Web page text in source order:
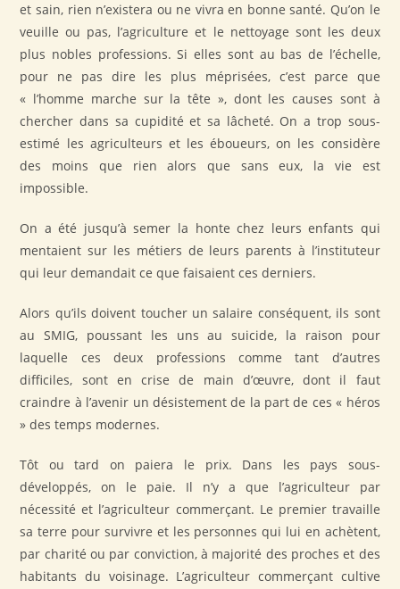
et sain, rien n’existera ou ne vivra en bonne santé. Qu’on le
veuille ou pas, l’agriculture et le nettoyage sont les deux
plus nobles professions. Si elles sont au bas de l’échelle,
pour ne pas dire les plus méprisées, c’est parce que
« l’homme marche sur la tête », dont les causes sont à
chercher dans sa cupidité et sa lâcheté. On a trop sous-
estimé les agriculteurs et les éboueurs, on les considère
des moins que rien alors que sans eux, la vie est
impossible.
On a été jusqu’à semer la honte chez leurs enfants qui
mentaient sur les métiers de leurs parents à l’instituteur
qui leur demandait ce que faisaient ces derniers.
Alors qu’ils doivent toucher un salaire conséquent, ils sont
au SMIG, poussant les uns au suicide, la raison pour
laquelle ces deux professions comme tant d’autres
difficiles, sont en crise de main d’œuvre, dont il faut
craindre à l’avenir un désistement de la part de ces « héros
» des temps modernes.
Tôt ou tard on paiera le prix. Dans les pays sous-
développés, on le paie. Il n’y a que l’agriculteur par
nécessité et l’agriculteur commerçant. Le premier travaille
sa terre pour survivre et les personnes qui lui en achètent,
par charité ou par conviction, à majorité des proches et des
habitants du voisinage. L’agriculteur commerçant cultive